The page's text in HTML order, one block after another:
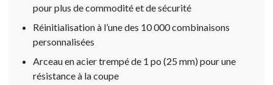
pour plus de commodité et de sécurité
Réinitialisation à l’une des 10 000 combinaisons
personnalisées
Arceau en acier trempé de 1 po (25 mm) pour une
résistance à la coupe